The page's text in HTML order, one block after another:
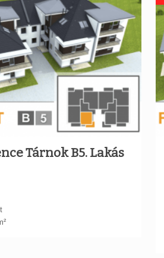
Tárnok B5. Lakás